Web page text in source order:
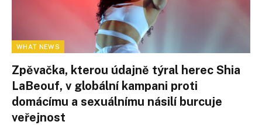
WHAT NEWS
Zpěvačka, kterou údajně týral herec Shia
LaBeouf, v globální kampani proti
domácímu a sexuálnímu násilí burcuje
veřejnost